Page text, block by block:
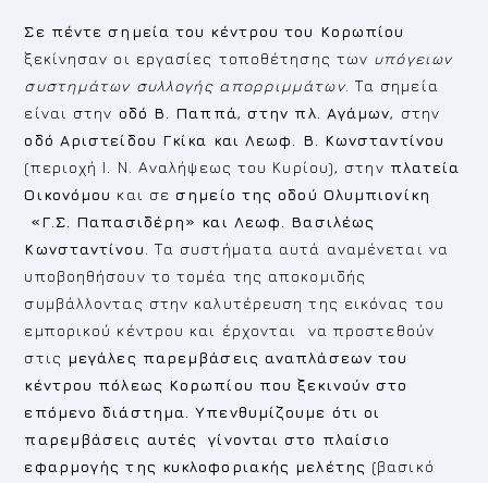
Σε πέντε σημεία του κέντρου του Κορωπίου
ξεκίνησαν οι εργασίες τοποθέτησης των υπόγειων
συστημάτων συλλογής απορριμμάτων. Τα σημεία
είναι στην οδό Β. Παππά, στην πλ. Αγάμων, στην
οδό Αριστείδου Γκίκα και Λεωφ. Β. Κωνσταντίνου
(περιοχή Ι. Ν. Αναλήψεως του Κυρίου), στην πλατεία
Οικονόμου και σεσημείο της οδού Ολυμπιονίκη
«Γ.Σ. Παπασιδέρη» και Λεωφ. Βασιλέως
Κωνσταντίνου . Τα συστήματα αυτά αναμένεται να
υποβοηθήσουν το τομέα της αποκομιδής
συμβάλλοντας στην καλυτέρευση της εικόνας του
εμπορικού κέντρου και έρχονται να προστεθούν
στις μεγάλες παρεμβάσεις αναπλάσεων του
κέντρου πόλεως Κορωπίου που ξεκινούν στο
επόμενο διάστημα. Υπενθυμίζουμε ότι οι
παρεμβάσεις αυτές γίνονται στο πλαίσιο
εφαρμογής της κυκλοφοριακής μελέτης (βασικό